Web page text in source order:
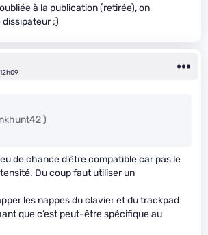
à la publication (retirée), on
;)
)
de chance d’être compatible car pas le
Du coup faut utiliser un
les nappes du clavier et du trackpad
que c’est peut-être spécifique au